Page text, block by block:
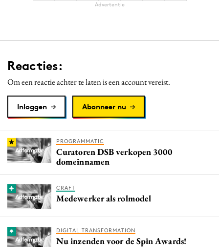
Advertentie
Reacties:
Om een reactie achter te laten is een account vereist.
Inloggen Abonneer nu
PROGRAMMATIC
Curatoren DSB verkopen 3000
domeinnamen
CRAFT
Medewerker als rolmodel
DIGITAL TRANSFORMATION
Nu inzenden voor de Spin Awards!